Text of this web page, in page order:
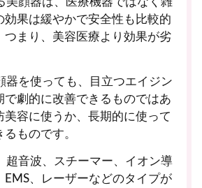
効果は緩やかで安全性も比較的
つまり、美容医療より効果が劣
器を使っても、目立つエイジン
で劇的に改善できるものではあ
美容に使うか、長期的に使って
ものです。
超音波、スチーマー、イオン導
EMS、レーザーなどのタイプが